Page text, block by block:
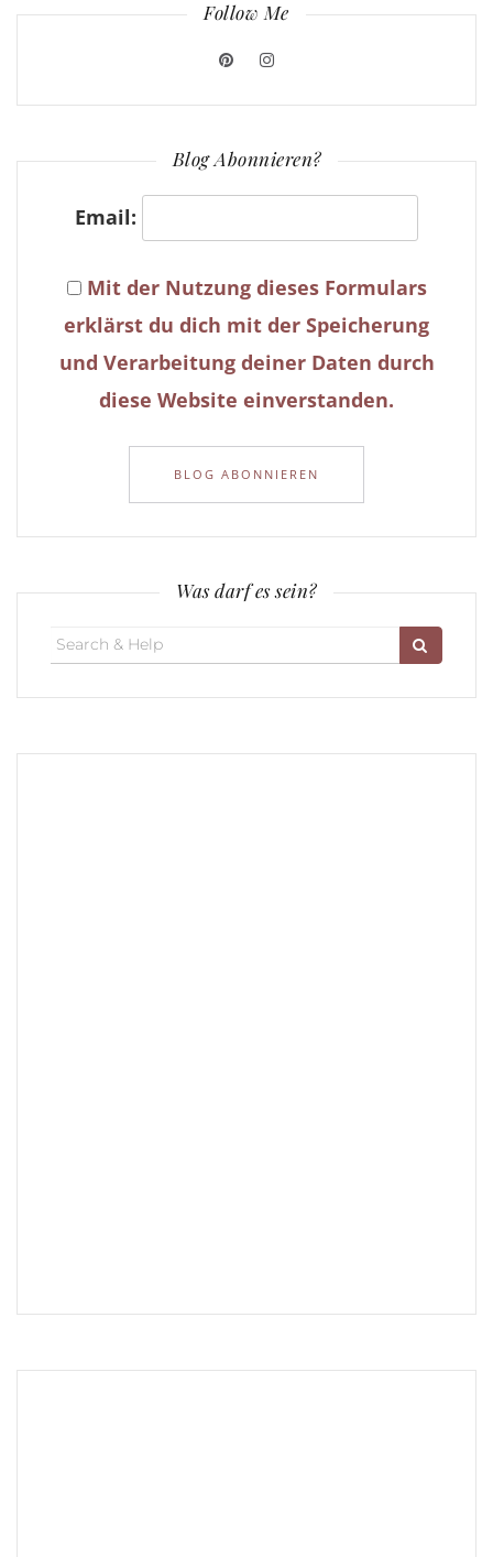
Follow Me
Blog Abonnieren?
Email:
Mit der Nutzung dieses Formulars
erklärst du dich mit der Speicherung
und Verarbeitung deiner Daten durch
diese Website einverstanden.
Was darf es sein?
for: